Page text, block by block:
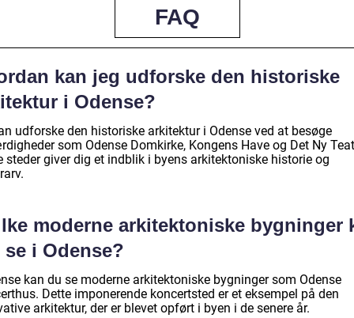
FAQ
kan jeg udforske den historiske
i Odense?
udforske den historiske arkitektur i Odense ved at besøge
som Odense Domkirke, Kongens Have og Det Ny
steder giver dig et indblik i byens arkitektoniske historie og
moderne arkitektoniske bygninger
se i Odense?
kan du se moderne arkitektoniske bygninger som Odense
Dette imponerende koncertsted er et eksempel på den
arkitektur, der er blevet opført i byen i de senere år.